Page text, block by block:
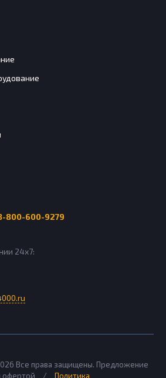
800-600-9279
24х7:
Все права защищены. Предложение
офертой
/ Политика